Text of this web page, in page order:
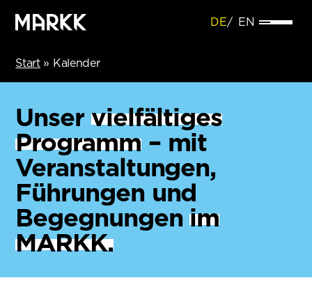
DE EN
Start» Kalender
Unser vielfältiges
Programm– mit
Veranstaltungen,
Führungen und
Begegnungenim
MARKK.